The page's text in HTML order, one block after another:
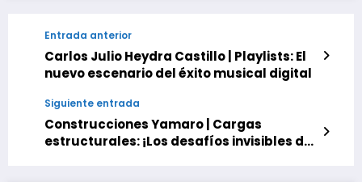
Entrada anterior
Carlos Julio Heydra Castillo | Playlists: El
nuevo escenario del éxito musical digital
Siguiente entrada
Construcciones Yamaro | Cargas
estructurales: ¡Los desafíos invisibles de